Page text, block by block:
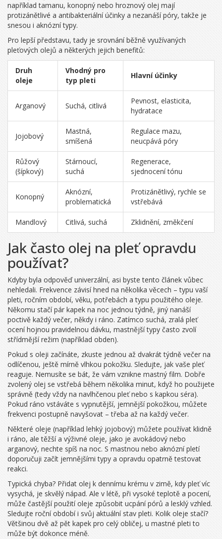
například tamanu, konopný nebo hroznový olej mají
protizánětlivé a antibakteriální účinky a nezanáší póry, takže je
snesou i aknózní typy.
Pro lepší představu, tady je srovnání běžně využívaných
pleťových olejů a některých jejich benefitů:
Druh
oleje
Vhodný pro
typ pleti
Hlavní účinky
Arganový Suchá, citlivá
Pevnost, elasticita,
hydratace
Jojobový
Mastná,
smíšená
Regulace mazu,
neucpává póry
Růžový
(šípkový)
Stárnoucí,
suchá
Regenerace,
sjednocení tónu
Konopný
Aknózní,
problematická
Protizánětlivý, rychle se
vstřebává
Mandlový Citlivá, suchá Zklidnění, změkčení
Jak často olej na pleť opravdu
používat?
Kdyby byla odpověď univerzální, asi byste tento článek vůbec
nehledali. Frekvence závisí hned na několika věcech – typu vaší
pleti, ročním období, věku, potřebách a typu použitého oleje.
Někomu stačí pár kapek na noc jednou týdně, jiný nanáší
poctivě každý večer, někdy i ráno. Zatímco suchá, zralá pleť
ocení hojnou pravidelnou dávku, mastnější typy často zvolí
střídmější režim (například obden).
Pokud s oleji začínáte, zkuste jednou až dvakrát týdně večer na
odlíčenou, ještě mírně vlhkou pokožku. Sledujte, jak vaše pleť
reaguje. Nemusíte se bát, že vám vznikne mastný film. Dobře
zvolený olej se vstřebá během několika minut, když ho použijete
správně (tedy vždy na navlhčenou pleť nebo s kapkou séra).
Pokud ráno vstáváte s vypnutější, jemnější pokožkou, můžete
frekvenci postupně navyšovat – třeba až na každý večer.
Některé oleje (například lehký jojobový) můžete používat klidně
i ráno, ale těžší a výživné oleje, jako je avokádový nebo
arganový, nechte spíš na noc. S mastnou nebo aknózní pletí
doporučuji začít jemnějšími typy a opravdu opatrně testovat
reakci.
Typická chyba? Přidat olej k dennímu krému v zimě, kdy pleť víc
vysychá, je skvělý nápad. Ale v létě, při vysoké teplotě a pocení,
může častější použití oleje způsobit ucpání pórů a lesklý vzhled.
Sledujte roční období i svůj aktuální stav pleti. Kolik oleje stačí?
Většinou dvě až pět kapek pro celý obličej, u mastné pleti to
může být dokonce méně.